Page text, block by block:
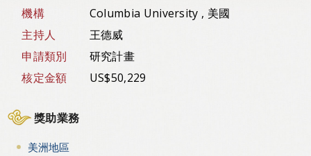
機構
Columbia University , 美國
主持人
王德威
申請類別
研究計畫
核定金額
US$50,229
獎助業務
美洲地區